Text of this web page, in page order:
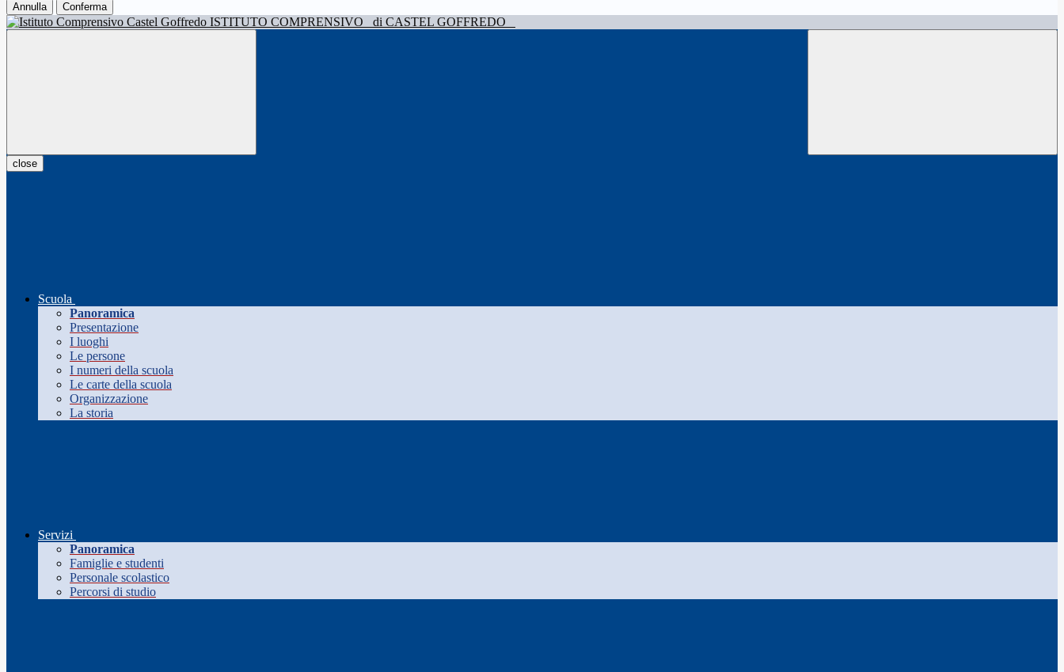
Annulla Conferma
ISTITUTO COMPRENSIVO di CASTEL GOFFREDO
close
Scuola
Panoramica
Presentazione
I luoghi
Le persone
I numeri della scuola
Le carte della scuola
Organizzazione
La storia
Servizi
Panoramica
Famiglie e studenti
Personale scolastico
Percorsi di studio